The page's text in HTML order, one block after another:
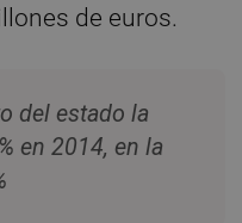
de euros.
del estado la
en 2014, en la